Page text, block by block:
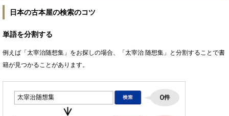
日本の古本屋の検索のコツ
単語を分割する
例えば「太宰治随想集」をお探しの場合、「太宰治 随想集」と分割することで書
籍が見つかることがあります。